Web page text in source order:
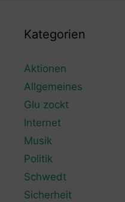
Kategorien
Aktionen
Allgemeines
Glu zockt
Internet
Musik
Politik
Schwedt
Sicherheit